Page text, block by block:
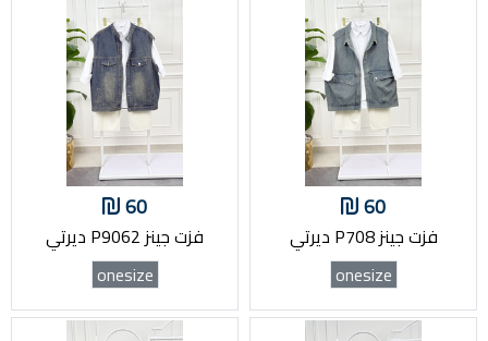
60
فزت جينز P708 ديرتي
onesize
60
فزت جينز P9062 ديرتي
onesize